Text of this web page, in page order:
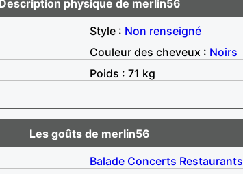
Description physique de merlin56
Style : Non renseigné
Couleur des cheveux : Noirs
Poids : 71 kg
Les goûts de merlin56
Balade Concerts Restaurants